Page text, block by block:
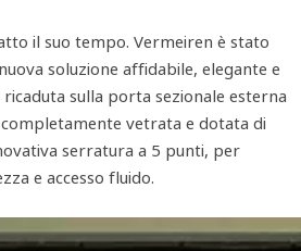
il suo tempo. Vermeiren è stato
soluzione affidabile, elegante e
sulla porta sezionale esterna
vetrata e dotata di
serratura a 5 punti, per
e accesso fluido.